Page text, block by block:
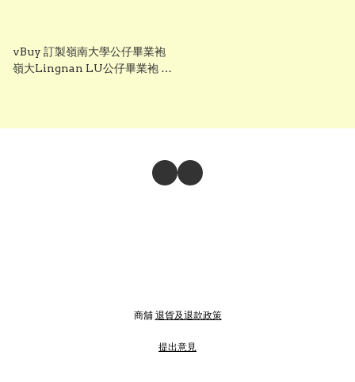
vBuy 訂製嶺南大學公仔畢業袍
嶺大Lingnan LU公仔畢業袍 可
商舖 退貨及退款政策
提出意見